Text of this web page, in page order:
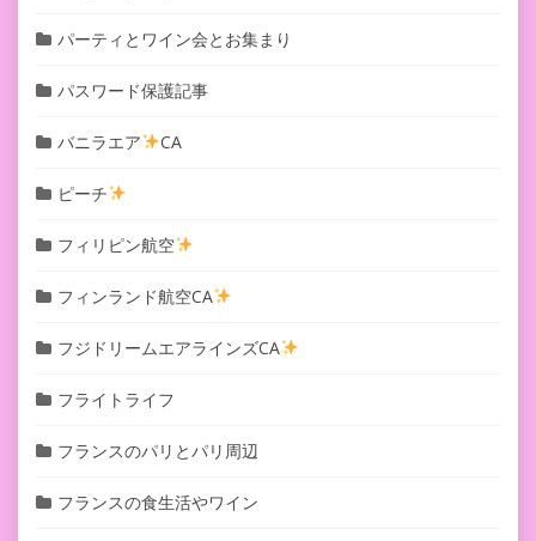
パーティとワイン会とお集まり
パスワード保護記事
バニラエア CA
ピーチ
フィリピン航空
フィンランド航空CA
フジドリームエアラインズCA
フライトライフ
フランスのパリとパリ周辺
フランスの食生活やワイン